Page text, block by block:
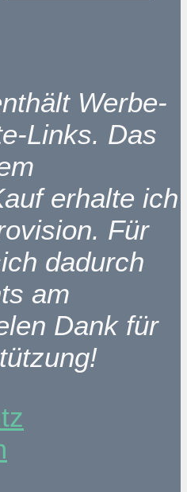
Werbe-
Links. Das
erhalte ich
Für
dadurch
am
Dank für